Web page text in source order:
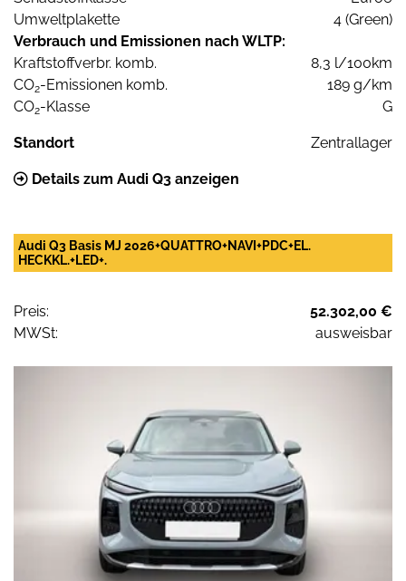
Umweltplakette
4 (Green)
Verbrauch und Emissionen nach WLTP:
Kraftstoffverbr. komb.
8,3 l/100km
CO2-Emissionen komb.
189 g/km
CO2-Klasse G
Standort Zentrallager
Details zum Audi Q3 anzeigen
Audi Q3 Basis MJ 2026+QUATTRO+NAVI+PDC+EL.
HECKKL.+LED+.
Preis:
52.302,00 €
MWSt:
ausweisbar